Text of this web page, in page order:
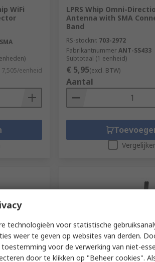
WiFi
7,505/eenheid
LPRS Whip Omni-
Antenna with SMA
Band
RS-stocknr. 703-2972
FabrikantnummerANT-SS433
Subtotaal (1 eenheid)
€ 5,95(excl. BTW)
Aantal
Op voorraad
technologieën voor statistische
weer te geven op websites van derden.
voor de verwerking van niet-
door te klikken op "Beheer cookies".